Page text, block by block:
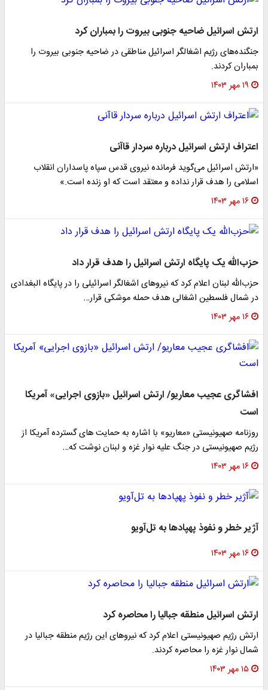
ارتش اسرائیل ضاحیه جنوبی بیروت را بمباران کرد
جنگنده‌های رژیم اشغالگر اسرائیل مناطقی در ضاحیه جنوبی بیروت را
بمباران کردند.
۱۹ مهر ۱۴۰۳
اعتراف ارتش اسرائیل درباره سردار قاآنی
«ارتش اسرائیل می‌گوید فرمانده نیروی قدس سپاه پاسداران انقلاب
اسلامی را هدف قرار نداده و معتقد است که او زنده است.»
۱۶ مهر ۱۴۰۳
حزب‌الله یک پایگاه ارتش اسرائیل را هدف قرار داد
حزب‌الله لبنان اعلام کرد که نیروهای اشغالگر اسرائیلی را در پایگاه البغدادی
در شمال فلسطین اشغالی هدف حمله موشکی قرار…
۱۶ مهر ۱۴۰۳
افشاگری عجیب معاریو/ ارتش اسرائیل «بازوی اجرایی» آمریکا
است
روزنامه صهیونیستی «معاریو» با اشاره به حمایت های گسترده آمریکا از
رژیم صهیونیستی در جنگ علیه نوار غزه و لبنان نوشت که…
۱۶ مهر ۱۴۰۳
آژیر خطر و نفوذ پهپادها به تل‌آویو
۱۶ مهر ۱۴۰۳
ارتش اسرائیل منطقه جبالیا را محاصره کرد
ارتش رژیم صهیونیستی اعلام کرد که نیروهای این رژیم منطقه جبالیا در
شمال نوار غزه را محاصره کردند.
۱۵ مهر ۱۴۰۳